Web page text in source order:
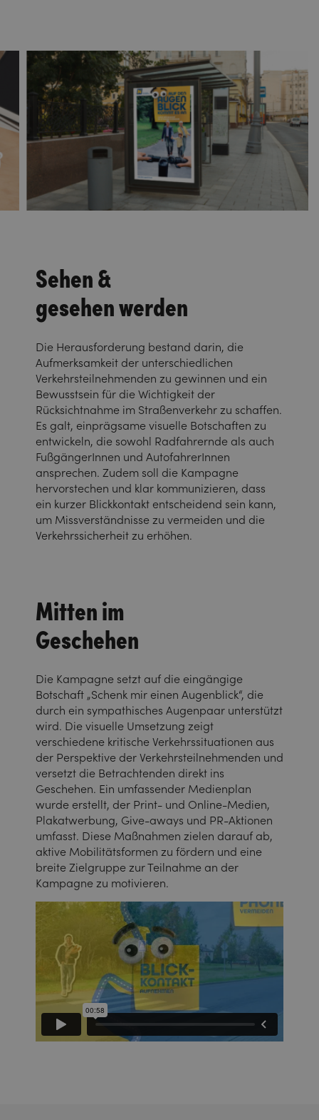
Sehen &
gesehen werden
Die Herausforderung bestand darin, die
Aufmerksamkeit der unterschiedlichen
Verkehrsteilnehmenden zu gewinnen und ein
Bewusstsein für die Wichtigkeit der
Rücksichtnahme im Straßenverkehr zu schaffen.
Es galt, einprägsame visuelle Botschaften zu
entwickeln, die sowohl Radfahrernde als auch
FußgängerInnen und AutofahrerInnen
ansprechen. Zudem soll die Kampagne
hervorstechen und klar kommunizieren, dass
ein kurzer Blickkontakt entscheidend sein kann,
um Missverständnisse zu vermeiden und die
Verkehrssicherheit zu erhöhen.
Mitten im
Geschehen
Die Kampagne setzt auf die eingängige
Botschaft „Schenk mir einen Augenblick“, die
durch ein sympathisches Augenpaar unterstützt
wird. Die visuelle Umsetzung zeigt
verschiedene kritische Verkehrssituationen aus
der Perspektive der Verkehrsteilnehmenden und
versetzt die Betrachtenden direkt ins
Geschehen. Ein umfassender Medienplan
wurde erstellt, der Print- und Online-Medien,
Plakatwerbung, Give-aways und PR-Aktionen
umfasst. Diese Maßnahmen zielen darauf ab,
aktive Mobilitätsformen zu fördern und eine
breite Zielgruppe zur Teilnahme an der
Kampagne zu motivieren.